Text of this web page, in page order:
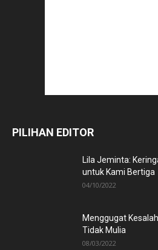
PILIHAN EDITOR
Lila Jeminta:
untuk Kami Bertiga
04/10/2022
Menggugat
Tidak Mulia
08/03/2022